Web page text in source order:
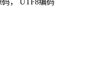
， UTF8编码